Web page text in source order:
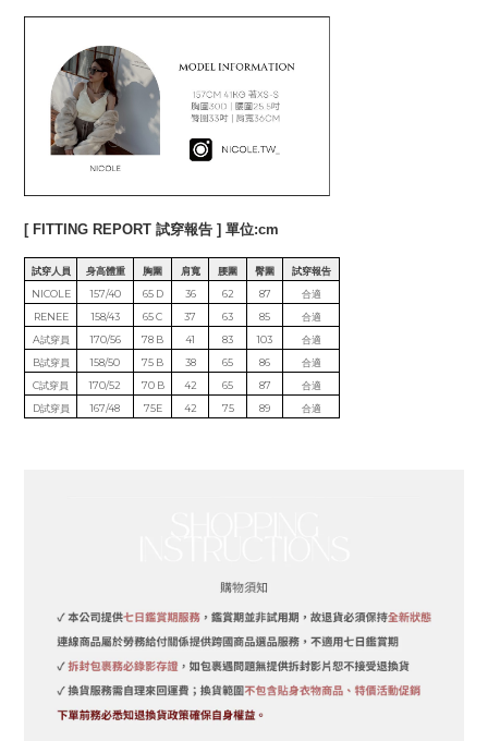
[ FITTING REPORT 試穿報告 ] 單位:cm
試穿人員 身高體重 胸圍 肩寬 腰圍 臀圍
試穿報告
NICOLE
157/40 65 D 36 62 87
合適
RENEE
158/43 65 C 37 63 85
合適
A試穿員
170/56 78 B 41 83 103
合適
B試穿員
158/50 75 B 38 65 86
合適
C試穿員
170/52 70 B 42 65 87
合適
D試穿員
167/48 75E 42 75 89 合適